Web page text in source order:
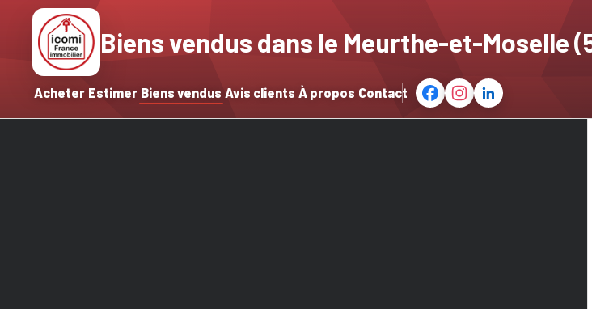
Acheter Estimer Biens vendus Avis clients À propos Contact
Biens vendus dans le Meurthe-et-Moselle